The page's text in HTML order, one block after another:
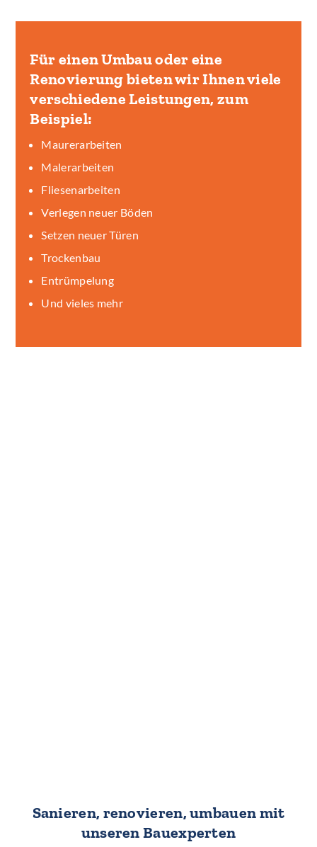
Für einen Umbau oder eine
Renovierung bieten wir Ihnen viele
verschiedene Leistungen, zum
Beispiel:
Maurerarbeiten
Malerarbeiten
Fliesenarbeiten
Verlegen neuer Böden
Setzen neuer Türen
Trockenbau
Entrümpelung
Und vieles mehr
Sanieren, renovieren, umbauen mit
unseren Bauexperten